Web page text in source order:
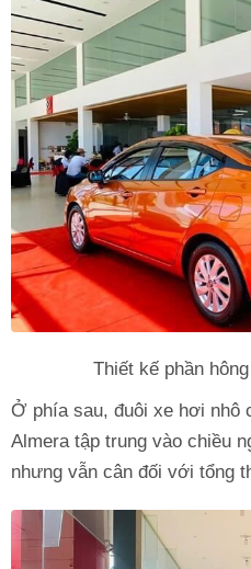
Thiết kế phần
Ở phía sau, đuôi xe hơi nhô
Almera tập trung vào chiều
nhưng vẫn cân đối với tổng